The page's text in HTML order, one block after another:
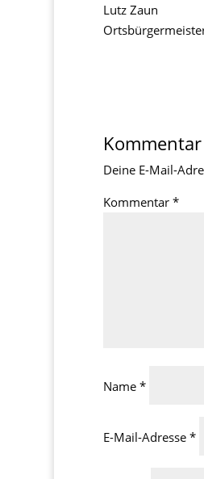
Lutz Zaun
Deine E-Mail-
Kommentar *
Name *
E-Mail-Adresse *